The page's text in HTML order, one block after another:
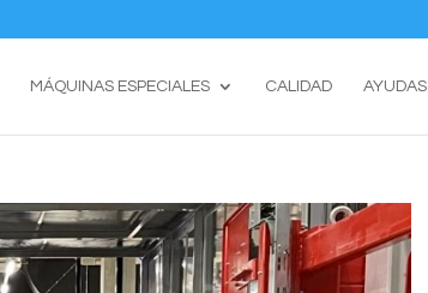
MÁQUINAS ESPECIALES CALIDAD AYUDAS